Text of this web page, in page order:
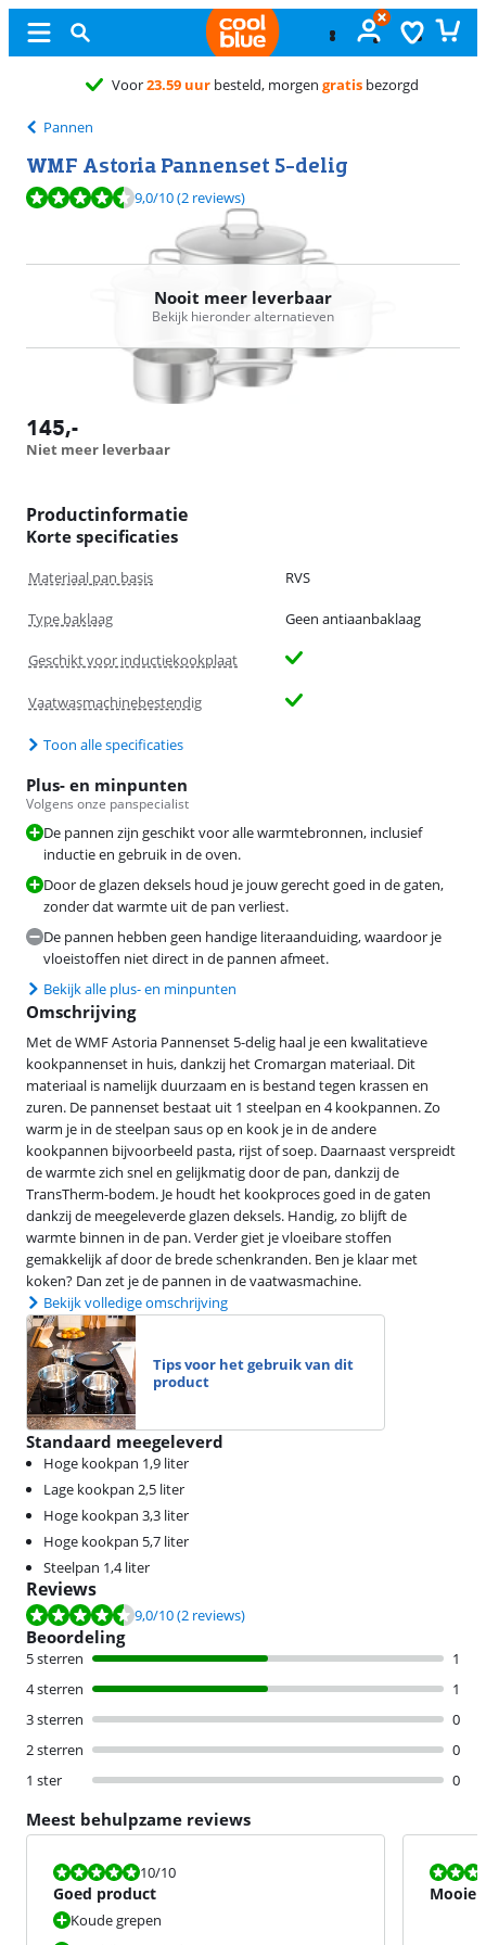
Voor23.59 uurbesteld, morgen gratisbezorgd
Pannen
WMF Astoria Pannenset 5-delig
Beoordeling is 9,0 van de 10, gebaseerd op 2 reviews.
9,0/10(2 reviews)
Nooit meer leverbaar
Bekijk hieronder alternatieven
145,-
Niet meer leverbaar
Productinformatie
Korte specificaties
Materiaal pan basis RVS
Type baklaag Geen antiaanbaklaag
Geschikt voor inductiekookplaat
Vaatwasmachinebestendig
Toon alle specificaties
Plus- en minpunten
Volgens onze panspecialist
De pannen zijn geschikt voor alle warmtebronnen, inclusief
inductie en gebruik in de oven.
Door de glazen deksels houd je jouw gerecht goed in de gaten,
zonder dat warmte uit de pan verliest.
De pannen hebben geen handige literaanduiding, waardoor je
vloeistoffen niet direct in de pannen afmeet.
Bekijk alle plus- en minpunten
Omschrijving
Met de WMF Astoria Pannenset 5-delig haal je een kwalitatieve
kookpannenset in huis, dankzij het Cromargan materiaal. Dit
materiaal is namelijk duurzaam en is bestand tegen krassen en
zuren. De pannenset bestaat uit 1 steelpan en 4 kookpannen. Zo
warm je in de steelpan saus op en kook je in de andere
kookpannen bijvoorbeeld pasta, rijst of soep. Daarnaast verspreidt
de warmte zich snel en gelijkmatig door de pan, dankzij de
TransTherm-bodem. Je houdt het kookproces goed in de gaten
dankzij de meegeleverde glazen deksels. Handig, zo blijft de
warmte binnen in de pan. Verder giet je vloeibare stoffen
gemakkelijk af door de brede schenkranden. Ben je klaar met
koken? Dan zet je de pannen in de vaatwasmachine.
Bekijk volledige omschrijving
Tips voor het gebruik van dit
product
Standaard meegeleverd
Hoge kookpan 1,9 liter
Lage kookpan 2,5 liter
Hoge kookpan 3,3 liter
Hoge kookpan 5,7 liter
Steelpan 1,4 liter
Reviews
Beoordeling is 9,0 van de 10, gebaseerd op 2 reviews.
9,0/10(2 reviews)
Beoordeling
5 sterren
1
4 sterren
1
3 sterren
0
2 sterren
0
1 ster
0
Meest behulpzame reviews
Beoordeling is 10 van de 10.
10/10
Goed product
Koude grepen
Mooie